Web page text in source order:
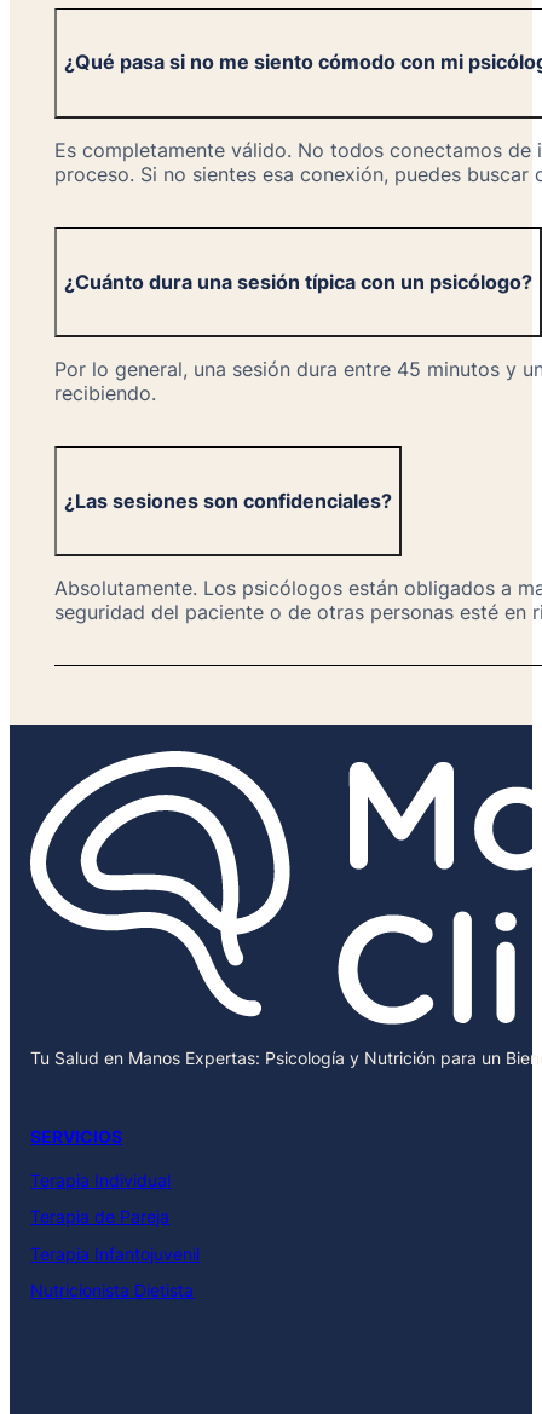
¿Qué pasa si no me siento cómodo con mi
Es completamente válido. No todos conectamos
proceso. Si no sientes esa conexión, puedes
¿Cuánto dura una sesión típica con un psicólogo?
Por lo general, una sesión dura entre 45 minutos y
recibiendo.
¿Las sesiones son confidenciales?
Absolutamente. Los psicólogos están obligados a
seguridad del paciente o de otras personas esté en
Tu Salud en Manos Expertas: Psicología y Nutrición para un
SERVICIOS
Terapia Individual
Terapia de Pareja
Terapia Infantojuvenil
Nutricionista Dietista